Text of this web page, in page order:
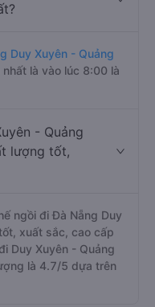
Duy Xuyên - Quảng
là vào lúc 8:00 là
- Quảng
lượng tốt,
ngồi đi Đà Nẵng Duy
xuất sắc, cao cấp
Duy Xuyên - Quảng
là 4.7/5 dựa trên